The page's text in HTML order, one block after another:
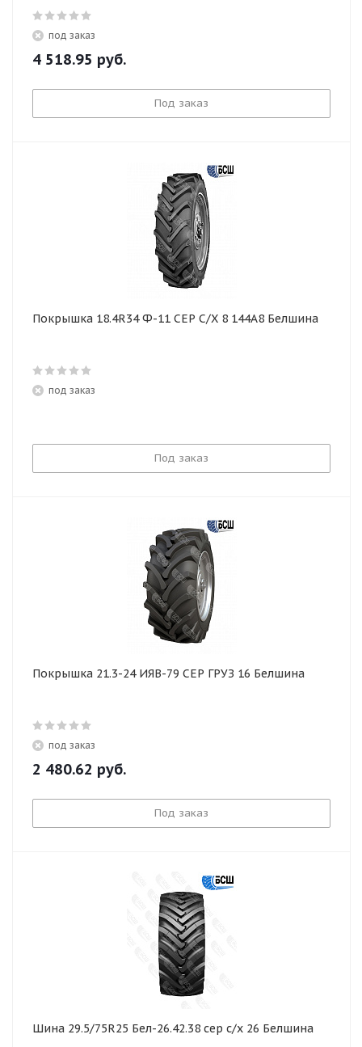
под заказ
4 518.95 руб.
Под заказ
Покрышка 18.4R34 Ф-11 СЕР С/Х 8 144А8 Белшина
под заказ
Под заказ
Покрышка 21.3-24 ИЯВ-79 СЕР ГРУЗ 16 Белшина
под заказ
2 480.62 руб.
Под заказ
Шина 29.5/75R25 Бел-26.42.38 сер с/х 26 Белшина